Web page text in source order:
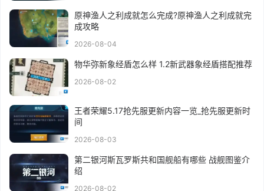
原神渔人之利成就怎么完成?原神渔人之利成就完
成攻略
2026-08-04
物华弥新象经盾怎么样 1.2新武器象经盾搭配推荐
2026-08-02
王者荣耀5.17抢先服更新内容一览_抢先服更新时
间
2026-08-03
第二银河斯瓦罗斯共和国舰船有哪些 战舰图鉴介
绍
2026-08-02